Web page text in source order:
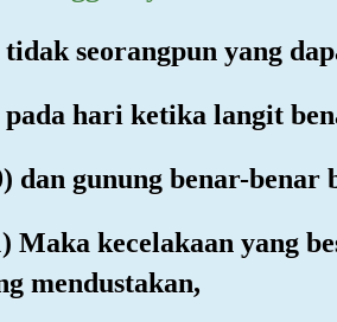
tidak seorangpun yang
pada hari ketika langit
dan gunung benar-benar
Maka kecelakaan yang
mendustakan,